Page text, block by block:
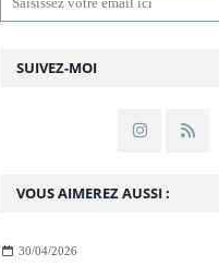
SUIVEZ-MOI
VOUS AIMEREZ AUSSI :
30/04/2026